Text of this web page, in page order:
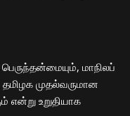
மாநிலப்
முதல்வருமான
என்று உறுதியாக